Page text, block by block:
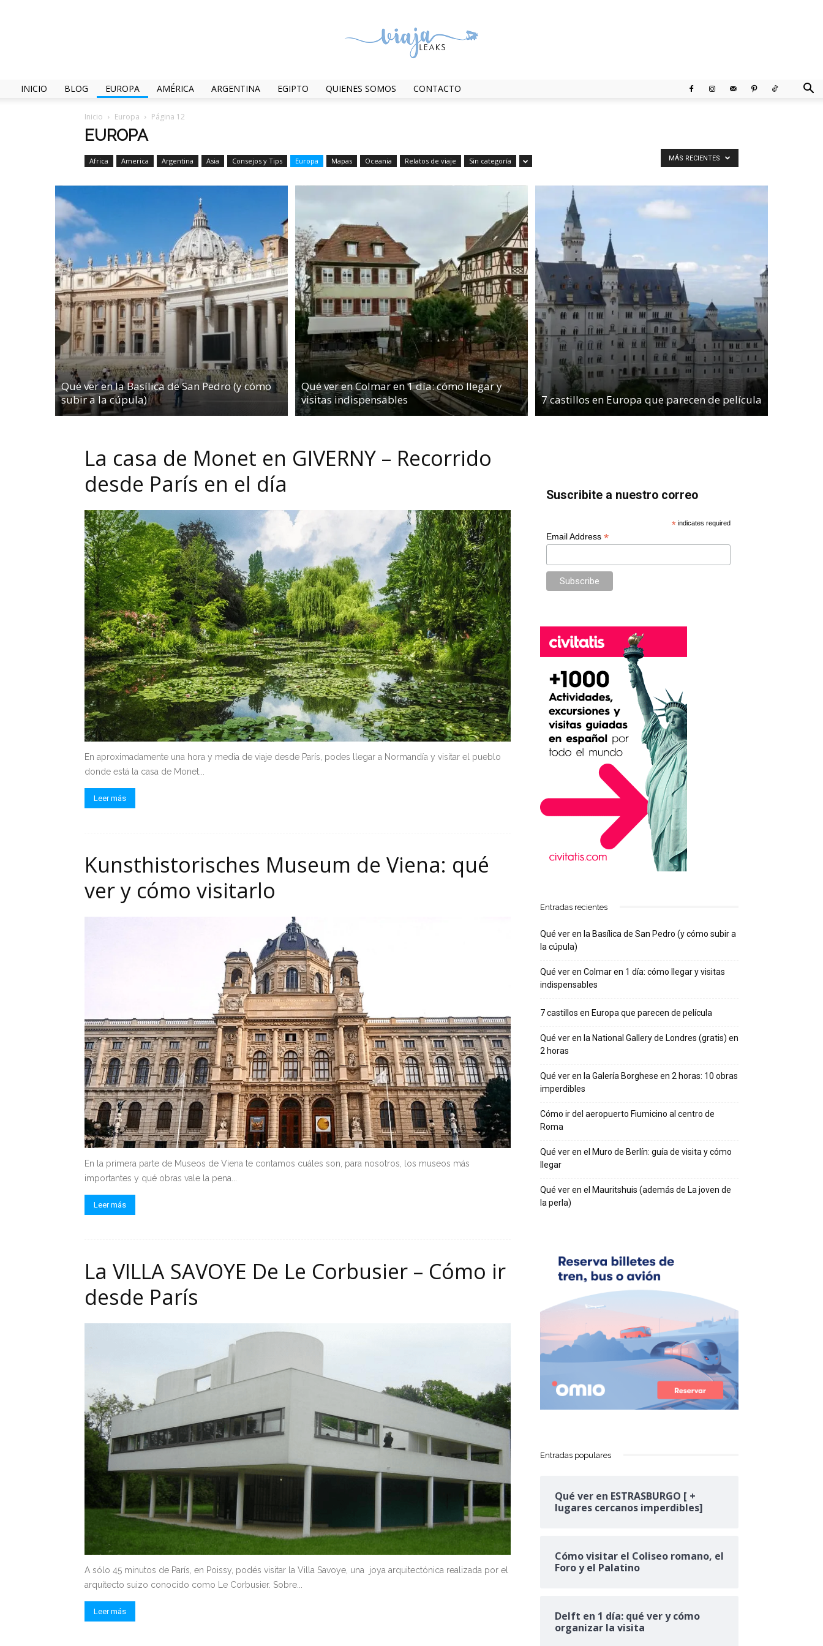
INICIO BLOG EUROPA AMÉRICA ARGENTINA EGIPTO QUIENES SOMOS CONTACTO
Inicio Europa Página 12
EUROPA
Africa America Argentina Asia Consejos y Tips Europa Mapas Oceania Relatos de viaje Sin categoría MÁS RECIENTES
Qué ver en la Basílica de San Pedro (y cómo
subir a la cúpula)
Qué ver en Colmar en 1 día: cómo llegar y
visitas indispensables
7 castillos en Europa que parecen de película
La casa de Monet en GIVERNY – Recorrido
desde París en el día
En aproximadamente una hora y media de viaje desde París, podes llegar a Normandía y visitar el pueblo
donde está la casa de Monet...
Leer más
Kunsthistorisches Museum de Viena: qué
ver y cómo visitarlo
En la primera parte de Museos de Viena te contamos cuáles son, para nosotros, los museos más
importantes y qué obras vale la pena...
Leer más
La VILLA SAVOYE De Le Corbusier – Cómo ir
desde París
A sólo 45 minutos de París, en Poissy, podés visitar la Villa Savoye, una joya arquitectónica realizada por el
arquitecto suizo conocido como Le Corbusier. Sobre...
Leer más
Suscribite a nuestro correo
* indicates required
Email Address *
Entradas recientes
Qué ver en la Basílica de San Pedro (y cómo subir a
la cúpula)
Qué ver en Colmar en 1 día: cómo llegar y visitas
indispensables
7 castillos en Europa que parecen de película
Qué ver en la National Gallery de Londres (gratis) en
2 horas
Qué ver en la Galería Borghese en 2 horas: 10 obras
imperdibles
Cómo ir del aeropuerto Fiumicino al centro de
Roma
Qué ver en el Muro de Berlín: guía de visita y cómo
llegar
Qué ver en el Mauritshuis (además de La joven de
la perla)
Entradas populares
Qué ver en ESTRASBURGO [ +
lugares cercanos imperdibles]
Cómo visitar el Coliseo romano, el
Foro y el Palatino
Delft en 1 día: qué ver y cómo
organizar la visita